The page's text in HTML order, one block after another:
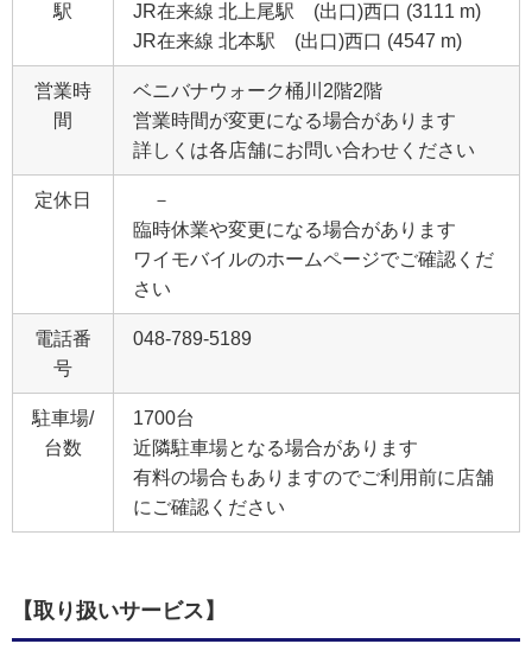
駅
JR在来線 北上尾駅 (出口)西口 (3111 m)
JR在来線 北本駅 (出口)西口 (4547 m)
営業時
間
ベニバナウォーク桶川2階2階
営業時間が変更になる場合があります
詳しくは各店舗にお問い合わせください
定休日
－
臨時休業や変更になる場合があります
ワイモバイルのホームページでご確認くだ
さい
電話番
号
048-789-5189
駐車場/
台数
1700台
近隣駐車場となる場合があります
有料の場合もありますのでご利用前に店舗
にご確認ください
【取り扱いサービス】